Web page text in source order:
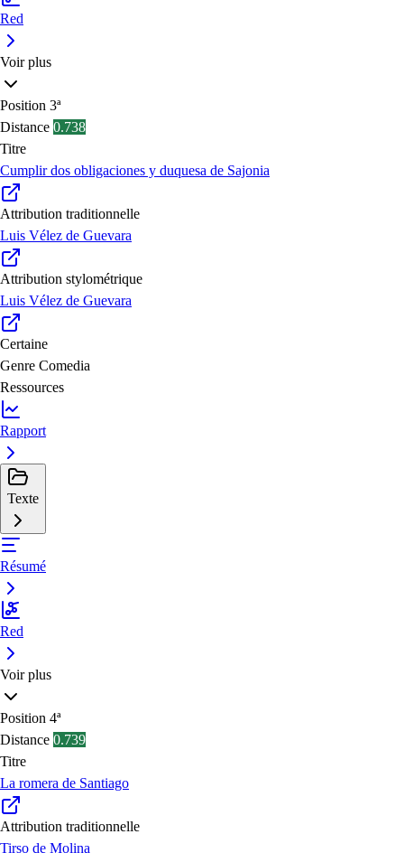
Red
Voir plus
Position 3ª
Distance 0.738
Titre
Cumplir dos obligaciones y duquesa de Sajonia
Attribution traditionnelle
Luis Vélez de Guevara
Attribution stylométrique
Luis Vélez de Guevara
Certaine
Genre Comedia
Ressources
Rapport
Texte
Résumé
Red
Voir plus
Position 4ª
Distance 0.739
Titre
La romera de Santiago
Attribution traditionnelle
Tirso de Molina